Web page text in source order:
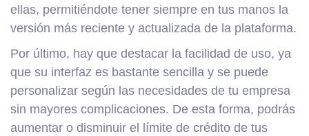
ellas, permitiéndote tener siempre en tus manos la
versión más reciente y actualizada de la plataforma.
Por último, hay que destacar la facilidad de uso, ya
que su interfaz es bastante sencilla y se puede
personalizar según las necesidades de tu empresa
sin mayores complicaciones. De esta forma, podrás
aumentar o disminuir el límite de crédito de tus